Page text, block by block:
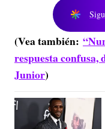
(Vea también:
respuesta confusa,
Junior)